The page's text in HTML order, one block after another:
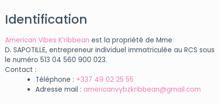
Identification
American Vibes K’ribbean est la propriété de Mme
D. SAPOTILLE, entrepreneur individuel immatriculée au RCS sous
le numéro 513 04 560 900 023.
Contact :
Téléphone : +337 49 02 25 55
Adresse mail : americanvybzkribbean@gmail.com